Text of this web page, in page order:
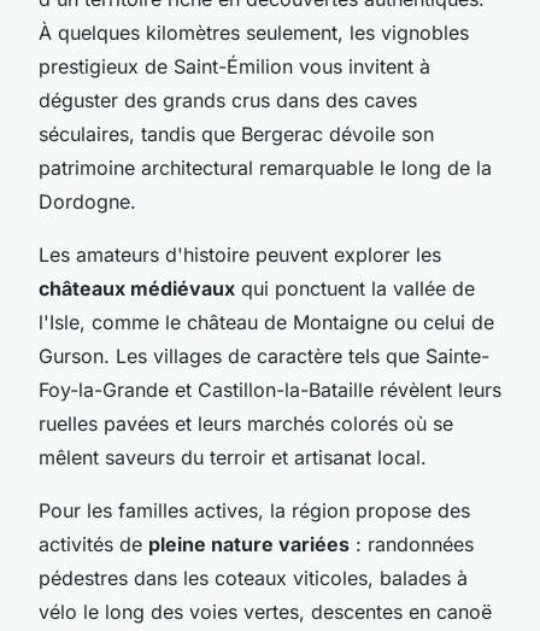
À quelques kilomètres seulement, les vignobles
prestigieux de Saint-Émilion vous invitent à
déguster des grands crus dans des caves
séculaires, tandis que Bergerac dévoile son
patrimoine architectural remarquable le long de la
Dordogne.
Les amateurs d'histoire peuvent explorer les
châteaux médiévaux qui ponctuent la vallée de
l'Isle, comme le château de Montaigne ou celui de
Gurson. Les villages de caractère tels que Sainte-
Foy-la-Grande et Castillon-la-Bataille révèlent leurs
ruelles pavées et leurs marchés colorés où se
mêlent saveurs du terroir et artisanat local.
Pour les familles actives, la région propose des
activités de pleine nature variées : randonnées
pédestres dans les coteaux viticoles, balades à
vélo le long des voies vertes, descentes en canoë